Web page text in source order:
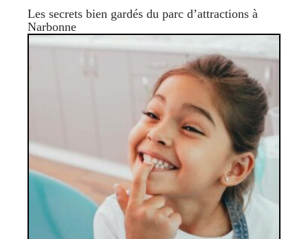
Les secrets bien gardés du parc d’attractions à
Narbonne